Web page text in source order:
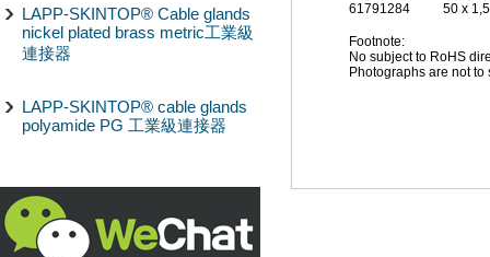
LAPP-SKINTOP® Cable glands
nickel plated brass metric工業級
連接器
LAPP-SKINTOP® cable glands
polyamide PG 工業級連接器
61791284
50 x 1,5
Footnote:
No subject to RoHS
Photographs are not